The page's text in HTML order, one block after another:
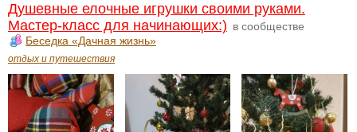
Душевные елочные игрушки своими руками.
Мастер-класс для начинающих:) в сообществе
Беседка «Дачная жизнь»
отдых и путешествия